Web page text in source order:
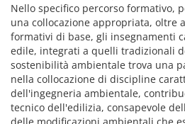
Nello specifico percorso formativo,
una collocazione appropriata, oltre
formativi di base, gli insegnamenti
edile, integrati a quelli tradizionali
sostenibilità ambientale trova una
nella collocazione di discipline
dell'ingegneria ambientale,
tecnico dell'edilizia, consapevole